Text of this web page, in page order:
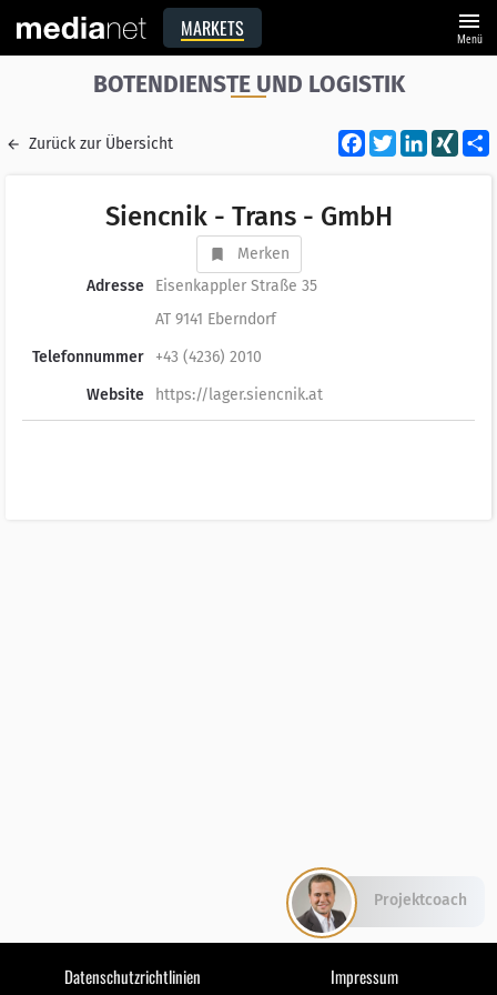
MARKETS menu
Menü
BOTENDIENSTE UND LOGISTIK
Zurück zur Übersicht Facebook
Twitter XING
Siencnik - Trans - GmbH
Merken
Adresse
Eisenkappler Straße 35
AT 9141 Eberndorf
Telefonnummer
+43 (4236) 2010
Website
https://lager.siencnik.at
Datenschutzrichtlinien Impressum
Projektcoach